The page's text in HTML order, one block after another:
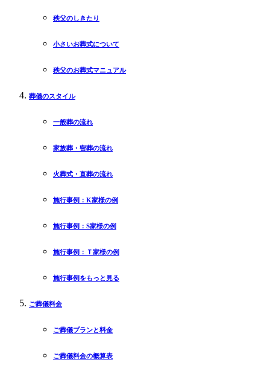
秩父のしきたり
小さいお葬式について
秩父のお葬式マニュアル
葬儀のスタイル
一般葬の流れ
家族葬・密葬の流れ
火葬式・直葬の流れ
施行事例：K家様の例
施行事例：S家様の例
施行事例：Ｔ家様の例
施行事例をもっと見る
ご葬儀料金
ご葬儀プランと料金
ご葬儀料金の概算表